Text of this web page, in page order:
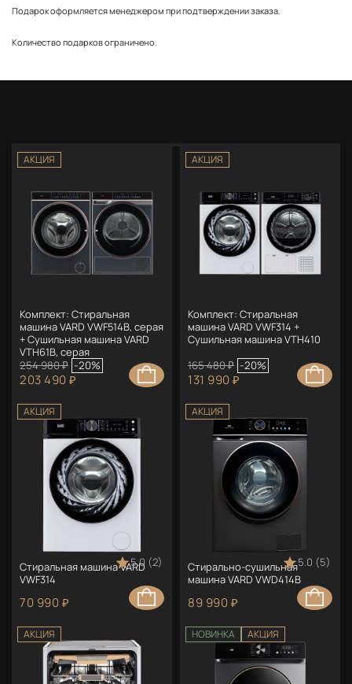
Подарок оформляется менеджером при подтверждении заказа.
Количество подарков ограничено.
АКЦИЯ
Комплект: Стиральная
машина VARD VWF514B, серая
+ Сушильная машина VARD
VTH61B, серая
254 980 ₽ -20%
203 490 ₽
АКЦИЯ
Комплект: Стиральная
машина VARD VWF314 +
Сушильная машина VTH410
165 480 ₽ -20%
131 990 ₽
АКЦИЯ
5.0 (2)
Стиральная машина VARD
VWF314
70 990 ₽
АКЦИЯ
5.0 (5)
Стирально-сушильная
машина VARD VWD414B
89 990 ₽
АКЦИЯ НОВИНКА АКЦИЯ